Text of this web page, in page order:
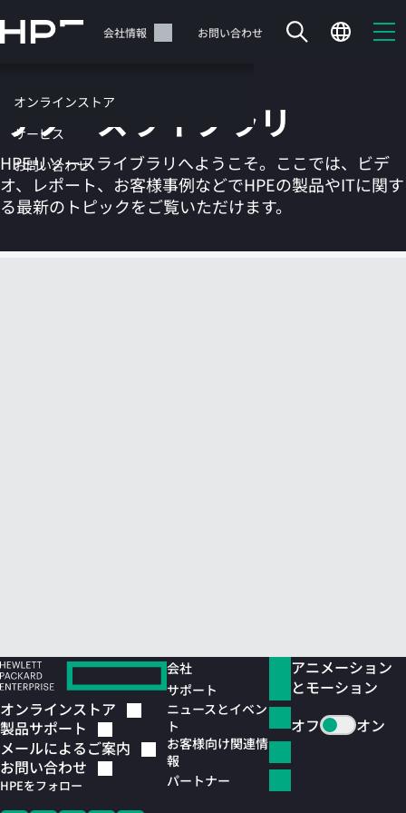
イ
テ
ツ
に
ス
ッ
サポート 会社情報 お問い合わせ
オンラインストア
サービス
お問い合わせ
カートは空です
リソースライブラリ
HPEリソースライブラリへようこそ。ここでは、ビデ
オ、レポート、お客様事例などでHPEの製品やITに関す
る最新のトピックをご覧いただけます。
オンラインストア
製品サポート
メールによるご案内
お問い合わせ
HPEをフォロー
会社
サポート
ニュースとイベン
ト
お客様向け関連情
報
パートナー
アニメーション
とモーション
オフ
オン